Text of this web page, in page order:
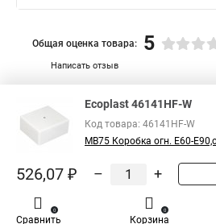
Написать отзыв
Общая оценка товара: 5
Официальный поставщик
России
Ecoplast 46141HF-W
Код товара: 46141HF-W
MB75 Коробка огн. E60-
526,07 ₽ – +
Сравнить
0
Корзина
0